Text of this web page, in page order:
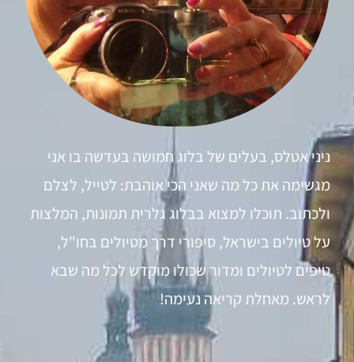
ניני אטלס, בעלים של בלוג חמושה בעדשה בו אני
מגשימה את כל מה שאני הכי אוהבת: לטייל, לצלם
ולכתוב. תוכלו למצוא בבלוג גלרית תמונות, המלצות
על טיולים בישראל, סיפורי דרך מטיולים בחו"ל,
טיפים לטיולים ומדור שכולו מוקדש לכל מה שבא
לראש. מאחלת קריאה נעימה!